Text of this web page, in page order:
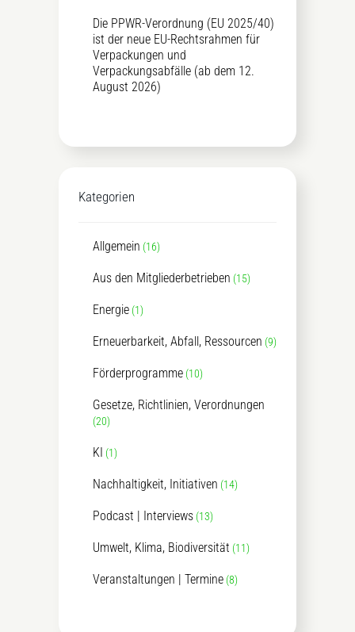
Die PPWR-Verordnung (EU 2025/40)
ist der neue EU-Rechtsrahmen für
Verpackungen und
Verpackungsabfälle (ab dem 12.
August 2026)
Kategorien
Allgemein (16)
Aus den Mitgliederbetrieben (15)
Energie (1)
Erneuerbarkeit, Abfall, Ressourcen (9)
Förderprogramme (10)
Gesetze, Richtlinien, Verordnungen
(20)
KI (1)
Nachhaltigkeit, Initiativen (14)
Podcast | Interviews (13)
Umwelt, Klima, Biodiversität (11)
Veranstaltungen | Termine (8)